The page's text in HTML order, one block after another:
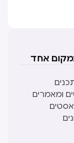
אחד
ומאמרים